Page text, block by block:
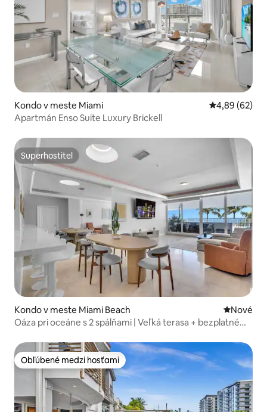
Kondo v meste Miami Priemerné
4,89 (62)
Apartmán Enso Suite Luxury Brickell
Superhostiteľ
Superhostiteľ
Kondo v meste Miami Beach Nové
Nové
Oáza pri oceáne s 2 spálňami | Veľká terasa + bezplatné
Obľúbené medzi hosťami
Obľúbené medzi hosťami